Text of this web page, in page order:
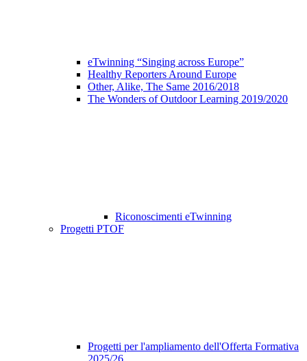
eTwinning “Singing across Europe”
Healthy Reporters Around Europe
Other, Alike, The Same 2016/2018
The Wonders of Outdoor Learning 2019/2020
Riconoscimenti eTwinning
Progetti PTOF
Progetti per l'ampliamento dell'Offerta Formativa